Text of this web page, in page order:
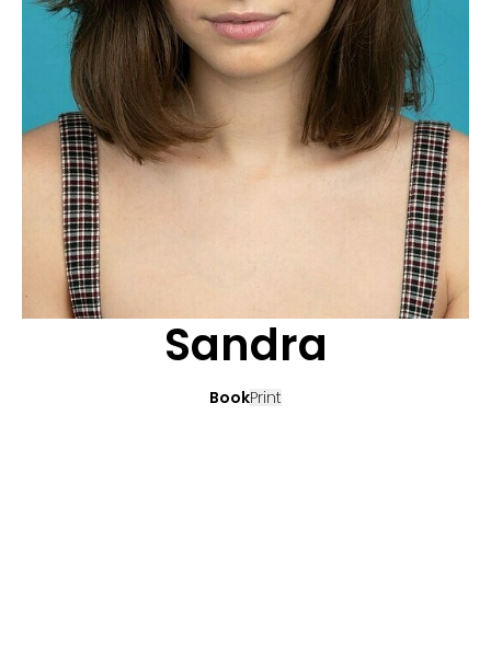
POP MUZIKANTEN
TALENTEN INTERNATIONALE
BEWERBUNG
KONTAKT
FRANKREICH
SCHWEIZ
Sandra
BookPrint